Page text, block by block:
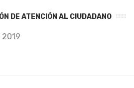
DE ATENCIÓN AL CIUDADANO